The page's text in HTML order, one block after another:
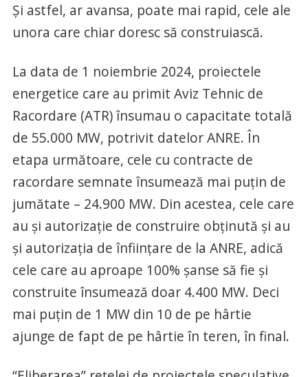
Și astfel, ar avansa, poate mai rapid, cele ale
unora care chiar doresc să construiască.
La data de 1 noiembrie 2024, proiectele
energetice care au primit Aviz Tehnic de
Racordare (ATR) însumau o capacitate totală
de 55.000 MW, potrivit datelor ANRE. În
etapa următoare, cele cu contracte de
racordare semnate însumează mai puțin de
jumătate – 24.900 MW. Din acestea, cele care
au și autorizație de construire obținută și au
și autorizația de înființare de la ANRE, adică
cele care au aproape 100% șanse să fie și
construite însumează doar 4.400 MW. Deci
mai puțin de 1 MW din 10 de pe hârtie
ajunge de fapt de pe hârtie în teren, în final.